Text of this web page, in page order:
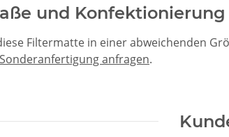
und Konfektionierung
Filtermatte in einer abweichenden
anfragen.